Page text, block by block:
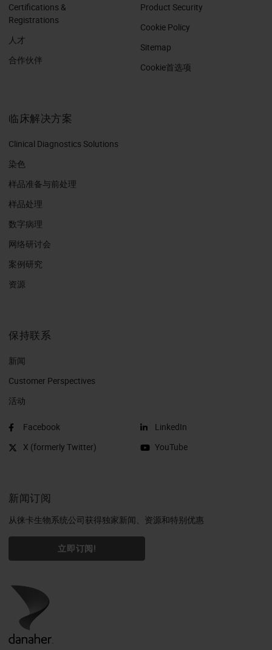
Certifications &
Registrations
人才
合作伙伴
Product Security
Cookie Policy
Sitemap
Cookie首选项
临床解决方案
Clinical Diagnostics Solutions
染色
样品准备与前处理
样品处理
数字病理
网络研讨会
案例研究
资源
保持联系
新闻
Customer Perspectives​
活动
Facebook
X (formerly Twitter)
LinkedIn
YouTube
新闻订阅
从徕卡生物系统公司获得独家新闻、资源和特别优惠
立即订阅!